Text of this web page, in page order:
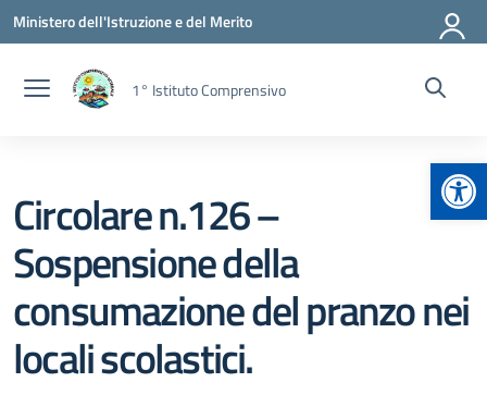
Vai ai contenuti
Vai al menu di navigazione
Vai al footer
Ministero dell'Istruzione e del Merito
1° Istituto Comprensivo
Circolare n.126 –
Sospensione della
consumazione del pranzo nei
locali scolastici.